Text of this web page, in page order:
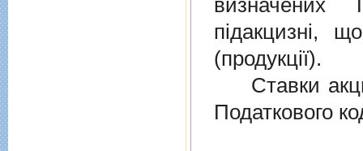
визначених
пiдакцизнi,
(продукцiї).
Ставки
Податкового